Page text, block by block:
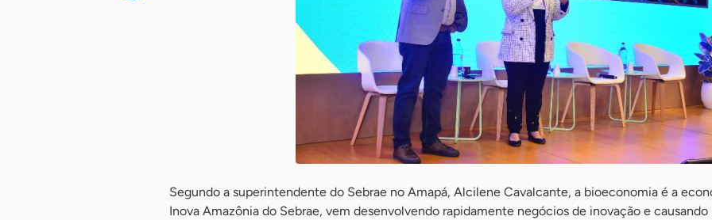
Segundo a superintendente do Sebrae no Amapá, Alcilene Cavalcante, a bioeconomia é a
Inova Amazônia do Sebrae, vem desenvolvendo rapidamente negócios de inovação e